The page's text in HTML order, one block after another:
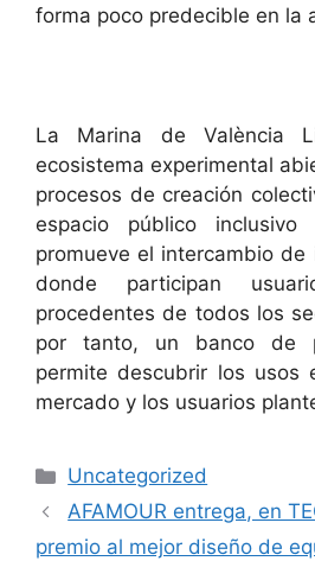
forma poco predecible en la
La Marina de València
ecosistema experimental
procesos de creación
espacio público
promueve el intercambio
donde participan
procedentes de todos los
por tanto, un banco de
permite descubrir los usos
mercado y los usuarios
Uncategorized
AFAMOUR entrega, en
premio al mejor diseño de